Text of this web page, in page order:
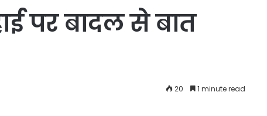
पर बादल से बात
20 1 minute read